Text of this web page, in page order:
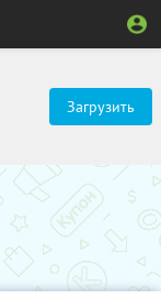
Загрузить